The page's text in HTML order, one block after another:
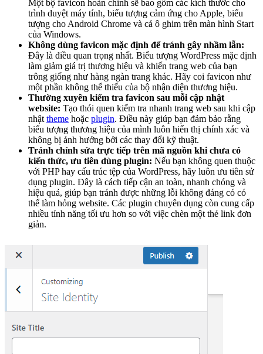
Một bộ favicon hoàn chỉnh sẽ bao gồm các kích thước cho
trình duyệt máy tính, biểu tượng cảm ứng cho Apple, biểu
tượng cho Android Chrome và cả ô ghim trên màn hình Start
của Windows.
Không dùng favicon mặc định để tránh gây nhầm lẫn:
Đây là điều quan trọng nhất. Biểu tượng WordPress mặc định
làm giảm giá trị thương hiệu và khiến trang web của bạn
trông giống như hàng ngàn trang khác. Hãy coi favicon như
một phần không thể thiếu của bộ nhận diện thương hiệu.
Thường xuyên kiểm tra favicon sau mỗi cập nhật
website: Tạo thói quen kiểm tra nhanh trang web sau khi cập
nhậttheme hoặc plugin. Điều này giúp bạn đảm bảo rằng
biểu tượng thương hiệu của mình luôn hiển thị chính xác và
không bị ảnh hưởng bởi các thay đổi kỹ thuật.
Tránh chỉnh sửa trực tiếp trên mã nguồn khi chưa có
kiến thức, ưu tiên dùng plugin: Nếu bạn không quen thuộc
với PHP hay cấu trúc tệp của WordPress, hãy luôn ưu tiên sử
dụng plugin. Đây là cách tiếp cận an toàn, nhanh chóng và
hiệu quả, giúp bạn tránh được những lỗi không đáng có có
thể làm hỏng website. Các plugin chuyên dụng còn cung cấp
nhiều tính năng tối ưu hơn so với việc chèn một thẻ link đơn
giản.